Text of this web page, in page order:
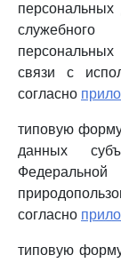
служебного
связи с
согласно
типовую
данных
согласно
типовую